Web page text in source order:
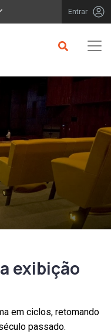
Entrar
exibição
em ciclos, retomando
passado.